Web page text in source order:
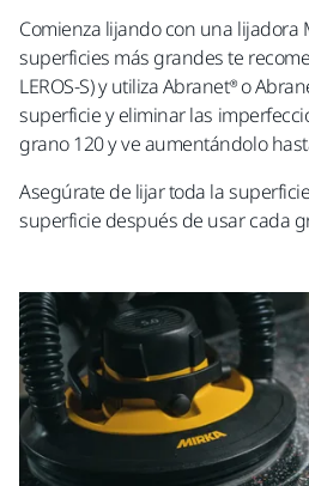
Comienza lijandocon una lijadora
superficies más grandes te
LEROS-S) y utiliza Abranet® o
superficie y eliminar las
grano 120 y ve aumentándolo
Asegúrate de lijar toda la
superficie después de usar cada